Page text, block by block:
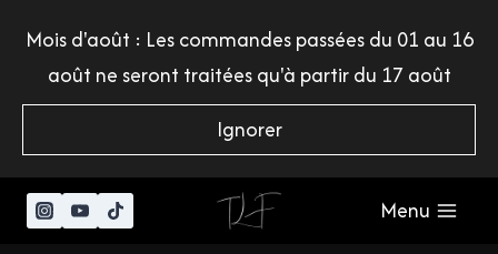
Mois d'août : Les commandes passées du 01 au 16
août ne seront traitées qu'à partir du 17 août
Ignorer
Menu